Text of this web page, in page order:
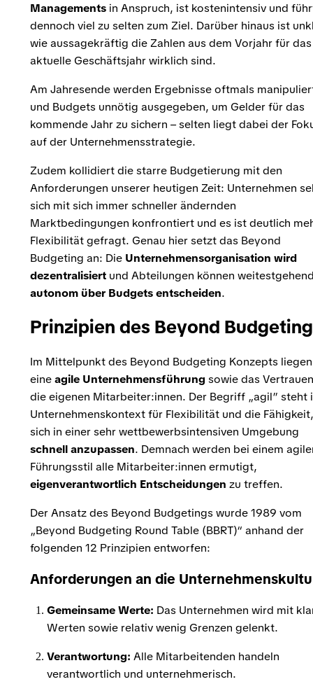
Managements in Anspruch, ist kostenintensiv und
dennoch viel zu selten zum Ziel. Darüber hinaus ist
wie aussagekräftig die Zahlen aus dem Vorjahr für das
aktuelle Geschäftsjahr wirklich sind.
Am Jahresende werden Ergebnisse oftmals
und Budgets unnötig ausgegeben, um Gelder für das
kommende Jahr zu sichern – selten liegt dabei der
auf der Unternehmensstrategie.
Zudem kollidiert die starre Budgetierung mit den
Anforderungen unserer heutigen Zeit: Unternehmen
sich mit sich immer schneller ändernden
Marktbedingungen konfrontiert und es ist deutlich
Flexibilität gefragt. Genau hier setzt das Beyond
Budgeting an: Die Unternehmensorganisation wird
dezentralisiert und Abteilungen können
autonom über Budgets entscheiden.
Prinzipien des Beyond Budgeting
Im Mittelpunkt des Beyond Budgeting Konzepts liegen
eineagile Unternehmensführung sowie das
die eigenen Mitarbeiter:innen. Der Begriff „agil” steht
Unternehmenskontext für Flexibilität und die Fähigkeit,
sich in einer sehr wettbewerbsintensiven Umgebung
schnell anzupassen. Demnach werden bei einem
Führungsstil alle Mitarbeiter:innen ermutigt,
eigenverantwortlich Entscheidungen zu treffen.
Der Ansatz des Beyond Budgetings wurde 1989 vom
„Beyond Budgeting Round Table (BBRT)“ anhand der
folgenden 12 Prinzipien entworfen:
Anforderungen an die
Gemeinsame Werte: Das Unternehmen wird mit
Werten sowie relativ wenig Grenzen gelenkt.
Verantwortung: Alle Mitarbeitenden handeln
verantwortlich und unternehmerisch.